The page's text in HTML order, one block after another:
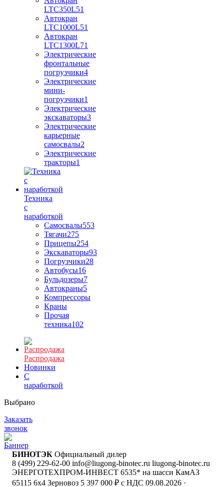
LTC350L51
Автокран
LTC1000L51
Автокран
LTC1300L71
Электрические
фронтальные
погрузчики4
Электрические
мини-
погрузчики1
Электрические
экскаваторы3
Электрические
карьерные
самосвалы2
Электрические
тракторы1
Техника
с
наработкой
Самосвалы553
Тягачи275
Прицепы254
Экскаваторы93
Погрузчики28
Автобусы16
Бульдозеры7
Автокраны5
Компрессоры
Краны
Прочая
техника102
Распродажа
Новинки
С
наработкой
Выбрано
Заказать
звонок
БИНОТЭК Официальный дилер
8 (499) 229-62-00 info@liugong-binotec.ru liugong-binotec.ru
ЭНЕРГОТЕХПРОМ-ИНВЕСТ 6535* на шасси КамАЗ
65115 6x4 Зерновоз 5 397 000 ₽ с НДС 09.08.2026 ·